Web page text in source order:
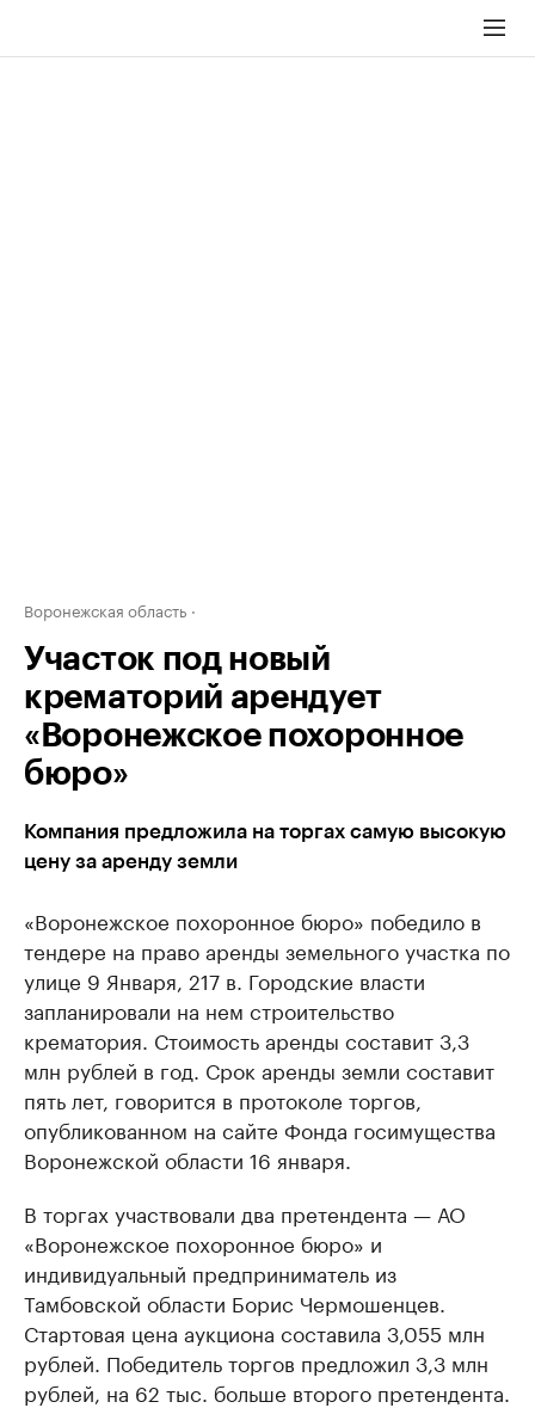
Воронежская область
Участок под новый
крематорий арендует
«Воронежское похоронное
бюро»
Компания предложила на торгах самую высокую
цену за аренду земли
«Воронежское похоронное бюро» победило в
тендере на право аренды земельного участка по
улице 9 Января, 217 в. Городские власти
запланировали на нем строительство
крематория. Стоимость аренды составит 3,3
млн рублей в год. Срок аренды земли составит
пять лет, говорится в протоколе торгов,
опубликованном на сайте Фонда госимущества
Воронежской области 16 января.
В торгах участвовали два претендента — АО
«Воронежское похоронное бюро» и
индивидуальный предприниматель из
Тамбовской области Борис Чермошенцев.
Стартовая цена аукциона составила 3,055 млн
рублей. Победитель торгов предложил 3,3 млн
рублей, на 62 тыс. больше второго претендента.